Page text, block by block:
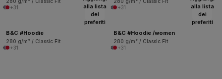
+31
+31
alla lista
dei
preferiti
B&C #Hoodie
280 g/m² / Classic Fit
+31
alla lista
dei
preferiti
B&C #Hoodie /women
280 g/m² / Classic Fit
+31